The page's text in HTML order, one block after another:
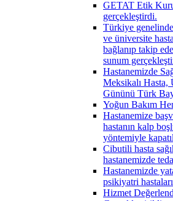
GETAT Etik
gerçekleştirdi.
Türkiye
ve üniversite
bağlanıp takip
sunum
Hastanemizde
Meksikalı
Gününü Türk
Yoğun Bakım
Hastanemize
hastanın kalp
yöntemiyle
Cibutili hasta
hastanemizde
Hastanemizde
psikiyatri
Hizmet